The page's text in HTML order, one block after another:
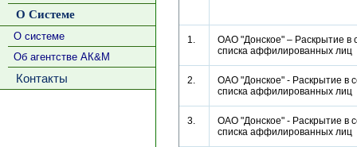
О Системе
О системе
Об агентстве АК&М
Контакты
1.
ОАО "Донское" – Раскрытие в
списка аффилированных
2.
ОАО "Донское" - Раскрытие в
списка аффилированных
3.
ОАО "Донское" - Раскрытие в
списка аффилированных